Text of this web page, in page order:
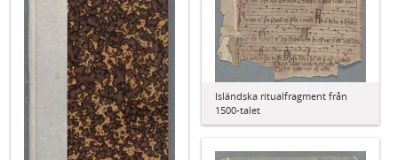
Isländska ritualfragment från
1500-talet